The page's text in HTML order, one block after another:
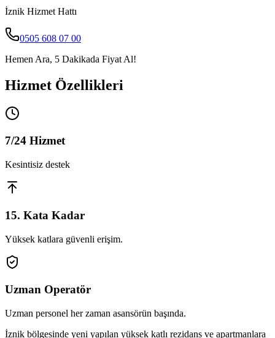
İznik Hizmet Hattı
0505 608 07 00
Hemen Ara, 5 Dakikada Fiyat Al!
Hizmet Özellikleri
7/24 Hizmet
Kesintisiz destek
15. Kata Kadar
Yüksek katlara güvenli erişim.
Uzman Operatör
Uzman personel her zaman asansörün başında.
İznik bölgesinde yeni yapılan yüksek katlı rezidans ve apartmanlara